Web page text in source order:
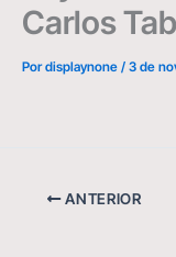
Carlos
Pordisplaynone / 3 de
ANTERIOR